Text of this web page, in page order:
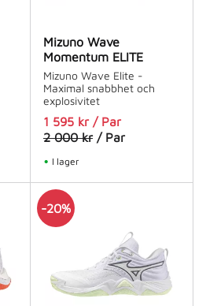
Mizuno Wave
Momentum ELITE
Mizuno Wave Elite -
Maximal snabbhet och
explosivitet
1 595 kr / Par
2 000kr / Par
I lager
20%